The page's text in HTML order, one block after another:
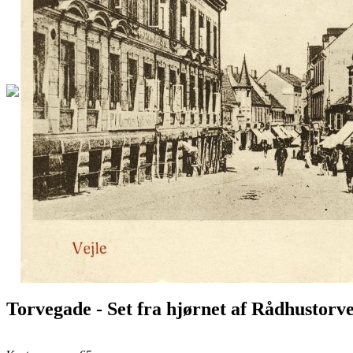
Torvegade - Set fra hjørnet af